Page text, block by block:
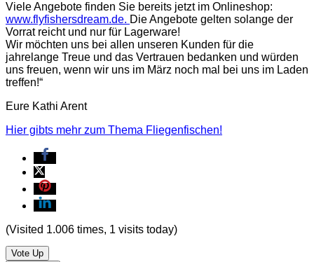
Viele Angebote finden Sie bereits jetzt im Onlineshop:
www.flyfishersdream.de. Die Angebote gelten solange der
Vorrat reicht und nur für Lagerware!
Wir möchten uns bei allen unseren Kunden für die
jahrelange Treue und das Vertrauen bedanken und würden
uns freuen, wenn wir uns im März noch mal bei uns im Laden
treffen!“
Eure Kathi Arent
Hier gibts mehr zum Thema Fliegenfischen!
(Visited 1.006 times, 1 visits today)
Vote Up